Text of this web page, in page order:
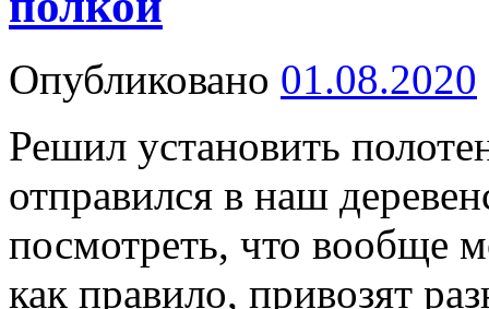
Опубликовано 01.08.2020
Решил установить
отправился в наш
посмотреть, что вообще
как правило, привозят